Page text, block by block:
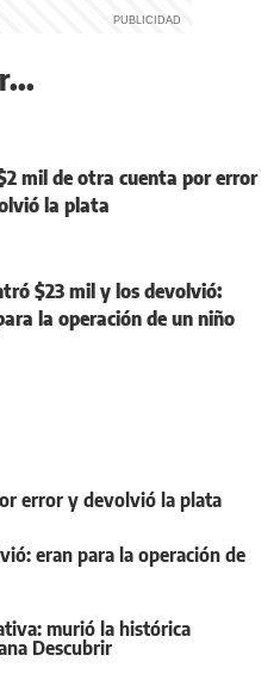
mil de otra cuenta por error
la plata
$23 mil y los devolvió:
la operación de un niño
error y devolvió la plata
eran para la operación de
murió la histórica
Descubrir